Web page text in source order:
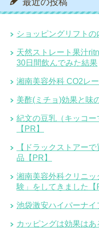
最近の投稿
ショッピングリフトの
天然ストレート果汁
30日間飲んでみた結果
湘南美容外科 CO2レ
美酢(ミチョ)効果と味
紀文の豆乳（キッコ
【PR】
【ドラックストアー
品【PR】
湘南美容外科クリニ
験」をしてきました【
池袋激安ハイパーナイ
カッピングは効果はあ